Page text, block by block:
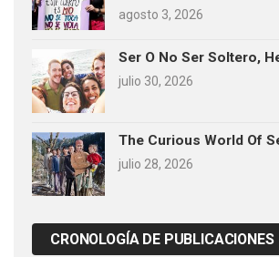
agosto 3, 2026
Ser O No Ser Soltero,
julio 30, 2026
The Curious World Of
julio 28, 2026
CRONOLOGÍA DE PUBLICACIONES